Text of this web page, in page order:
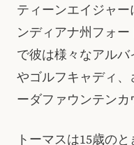
ティーンエイジャ
ンディアナ州フォ
で彼は様々なアル
やゴルフキャディ
ーダファウンテンカ
トーマスは15歳の